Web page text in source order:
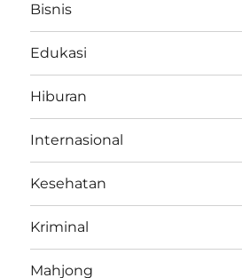
Bisnis
Edukasi
Hiburan
Internasional
Kesehatan
Kriminal
Mahjong